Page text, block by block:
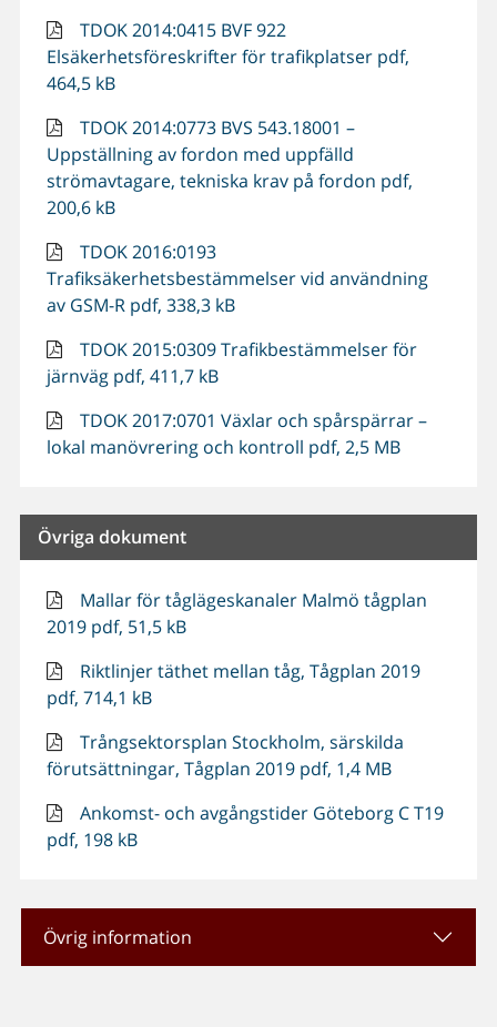
TDOK 2014:0415 BVF 922
Elsäkerhetsföreskrifter för trafikplatser pdf,
464,5 kB
TDOK 2014:0773 BVS 543.18001 –
Uppställning av fordon med uppfälld
strömavtagare, tekniska krav på fordon pdf,
200,6 kB
TDOK 2016:0193
Trafiksäkerhetsbestämmelser vid användning
av GSM-R pdf, 338,3 kB
TDOK 2015:0309 Trafikbestämmelser för
järnväg pdf, 411,7 kB
TDOK 2017:0701 Växlar och spårspärrar –
lokal manövrering och kontroll pdf, 2,5 MB
Övriga dokument
Mallar för tåglägeskanaler Malmö tågplan
2019 pdf, 51,5 kB
Riktlinjer täthet mellan tåg, Tågplan 2019
pdf, 714,1 kB
Trångsektorsplan Stockholm, särskilda
förutsättningar, Tågplan 2019 pdf, 1,4 MB
Ankomst- och avgångstider Göteborg C T19
pdf, 198 kB
Övrig information